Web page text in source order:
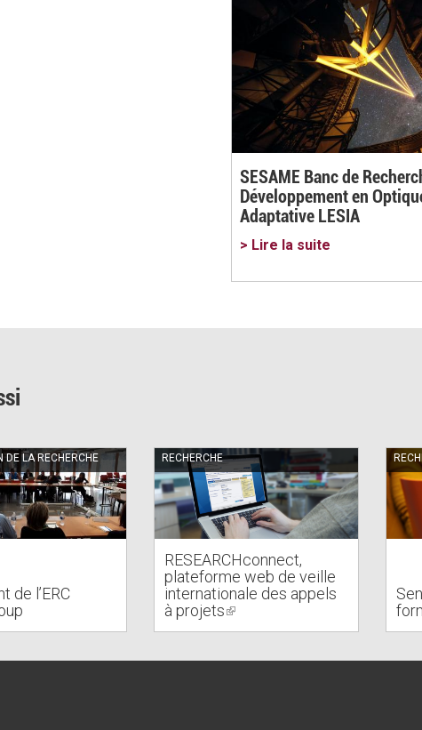
SESAME Banc de
Développement en
Adaptative LESIA
> Lire la suite
DE LA RECHERCHE
de l’ERC
RECHERCHE
RESEARCHconnect,
plateforme web de veille
internationale des appels
à projets(link
is